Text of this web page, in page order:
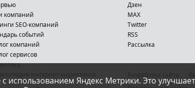
с использованием Яндекс Метрики. Это улучшает
компаний
SEO-компаний
событий
компаний
сервисов
Дзен
MAX
Тwitter
RSS
Рассылка